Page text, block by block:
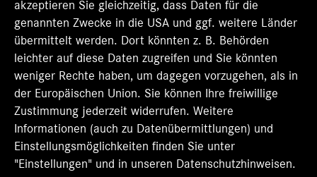
a
r
t
g
e
ö
f
f
n
e
t
.
k
a
r
t
e
g
e
ö
f
f
n
e
.
a
r
t
g
e
ö
f
f
n
e
t
.
a
r
t
g
e
ö
f
f
n
t
.
a
r
t
g
e
ö
f
n
.
akzeptieren Sie gleichzeitig, dass Daten für die
genannten Zwecke in die USA und ggf. weitere Länder
übermittelt werden. Dort könnten z. B. Behörden
leichter auf diese Daten zugreifen und Sie könnten
weniger Rechte haben, um dagegen vorzugehen, als in
der Europäischen Union. Sie können Ihre freiwillige
Zustimmung jederzeit widerrufen. Weitere
Informationen (auch zu Datenübermittlungen) und
Einstellungsmöglichkeiten finden Sie unter
"Einstellungen" und in unseren Datenschutzhinweisen.